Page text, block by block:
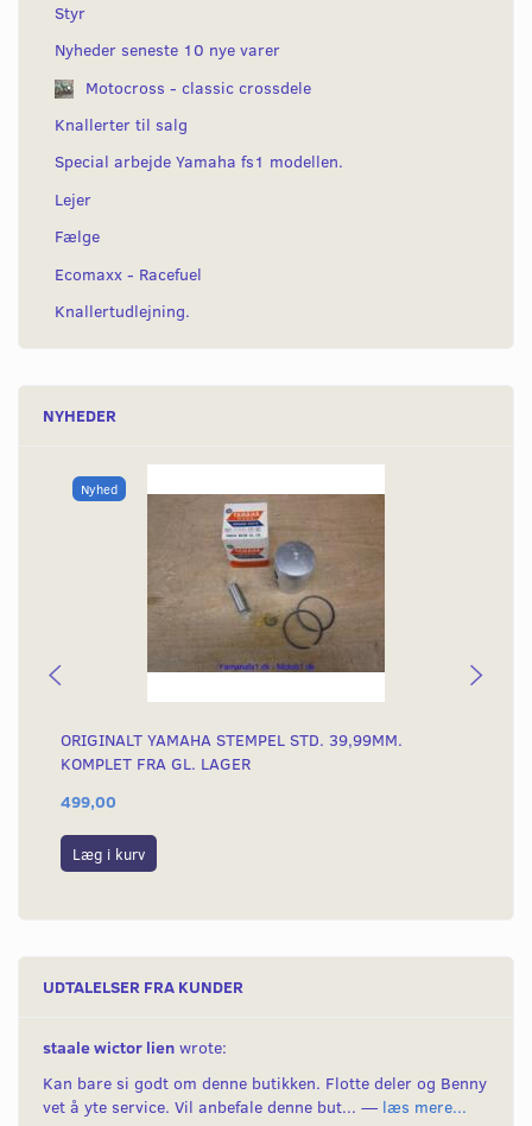
Styr
Nyheder seneste 10 nye varer
Motocross - classic crossdele
Knallerter til salg
Special arbejde Yamaha fs1 modellen.
Lejer
Fælge
Ecomaxx - Racefuel
Knallertudlejning.
NYHEDER
Nyhed
ORIGINALT YAMAHA STEMPEL STD. 39,99MM.
KOMPLET FRA GL. LAGER
499,00
Læg i kurv
UDTALELSER FRA KUNDER
staale wictor lien wrote:
Kan bare si godt om denne butikken. Flotte deler og Benny
vet å yte service. Vil anbefale denne but... — læs mere...